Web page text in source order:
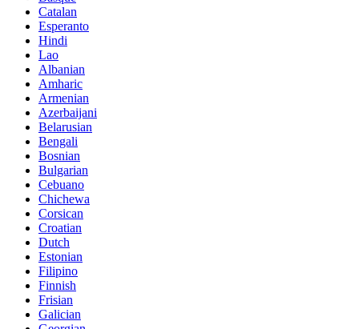
Catalan
Esperanto
Hindi
Lao
Albanian
Amharic
Armenian
Azerbaijani
Belarusian
Bengali
Bosnian
Bulgarian
Cebuano
Chichewa
Corsican
Croatian
Dutch
Estonian
Filipino
Finnish
Frisian
Galician